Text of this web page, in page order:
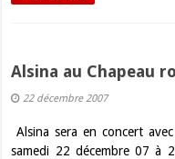
Alsina au Chapeau
22 décembre 2007
Alsina sera en concert
samedi 22 décembre 07 à